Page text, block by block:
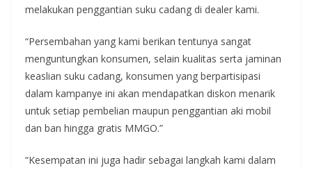
melakukan penggantian suku cadang di dealer kami.
“Persembahan yang kami berikan tentunya sangat
menguntungkan konsumen, selain kualitas serta jaminan
keaslian suku cadang, konsumen yang berpartisipasi
dalam kampanye ini akan mendapatkan diskon menarik
untuk setiap pembelian maupun penggantian aki mobil
dan ban hingga gratis MMGO.”
“Kesempatan ini juga hadir sebagai langkah kami dalam